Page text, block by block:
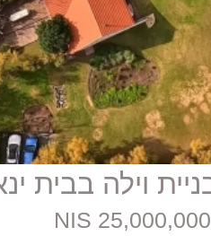
25,000,000 NIS